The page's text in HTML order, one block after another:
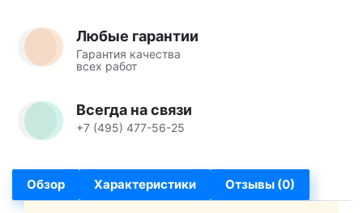
Любые гарантии
Гарантия качества
всех работ
Всегда на связи
+7 (495) 477-56-25
Обзор Характеристики Отзывы (0)